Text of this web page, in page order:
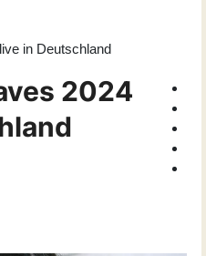
in Deutschland
2024